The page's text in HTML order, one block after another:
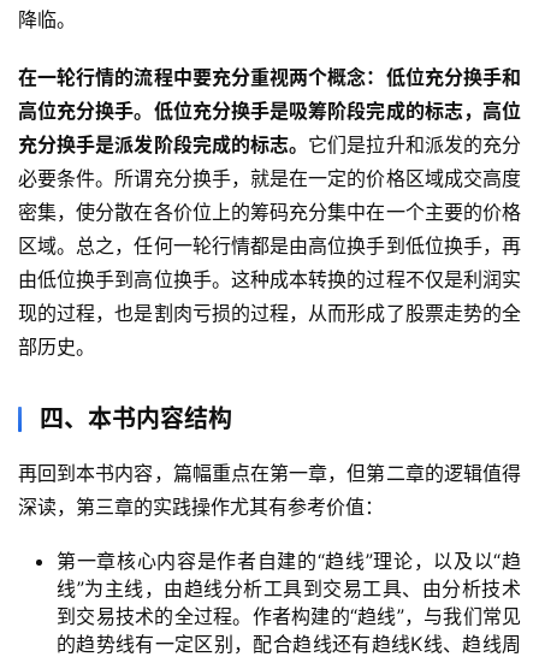
战
策
略
经
典
书
籍
精
选
登录 注册
降临。
在一轮行情的流程中要充分重视两个概念：低位充分换手和
高位充分换手。低位充分换手是吸筹阶段完成的标志，高位
充分换手是派发阶段完成的标志。 它们是拉升和派发的充分
必要条件。所谓充分换手，就是在一定的价格区域成交高度
密集，使分散在各价位上的筹码充分集中在一个主要的价格
区域。总之，任何一轮行情都是由高位换手到低位换手，再
由低位换手到高位换手。这种成本转换的过程不仅是利润实
现的过程，也是割肉亏损的过程，从而形成了股票走势的全
部历史。
四、本书内容结构
再回到本书内容，篇幅重点在第一章，但第二章的逻辑值得
深读，第三章的实践操作尤其有参考价值：
第一章核心内容是作者自建的“趋线”理论，以及以“趋
线”为主线，由趋线分析工具到交易工具、由分析技术
到交易技术的全过程。作者构建的“趋线”，与我们常见
的趋势线有一定区别，配合趋线还有趋线K线、趋线周